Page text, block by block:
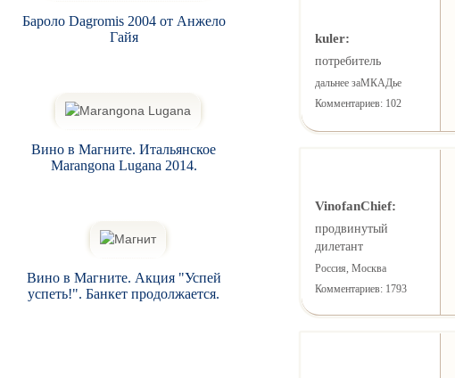
kuler:
потребитель
дальнее заМКАДье
Комментариев: 102
VinofanChief:
продвинутый
дилетант
Россия, Москва
Комментариев: 1793
Бароло Dagromis 2004 от Анжело
Гайя
Вино в Магните. Итальянское
Marangona Lugana 2014.
Вино в Магните. Акция "Успей
успеть!". Банкет продолжается.